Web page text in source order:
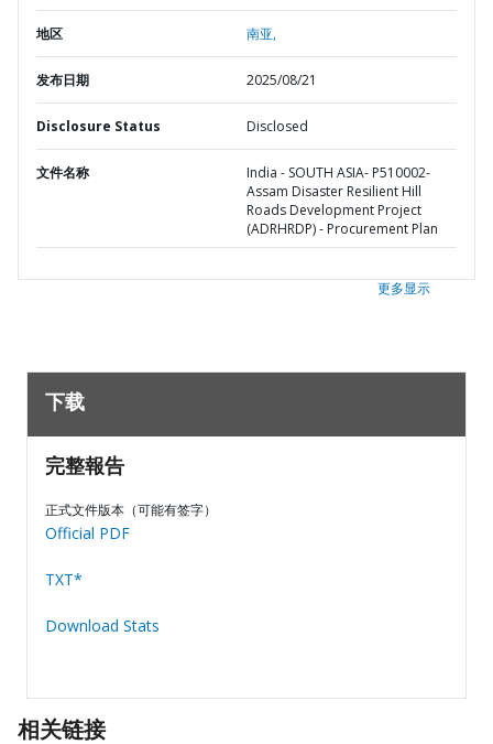
地区 南亚,
发布日期 2025/08/21
Disclosure Status Disclosed
文件名称
India - SOUTH ASIA- P510002-
Assam Disaster Resilient Hill
Roads Development Project
(ADRHRDP) - Procurement Plan
更多显示
下载
完整報告
正式文件版本（可能有签字）
Official PDF
TXT*
Download Stats
相关链接